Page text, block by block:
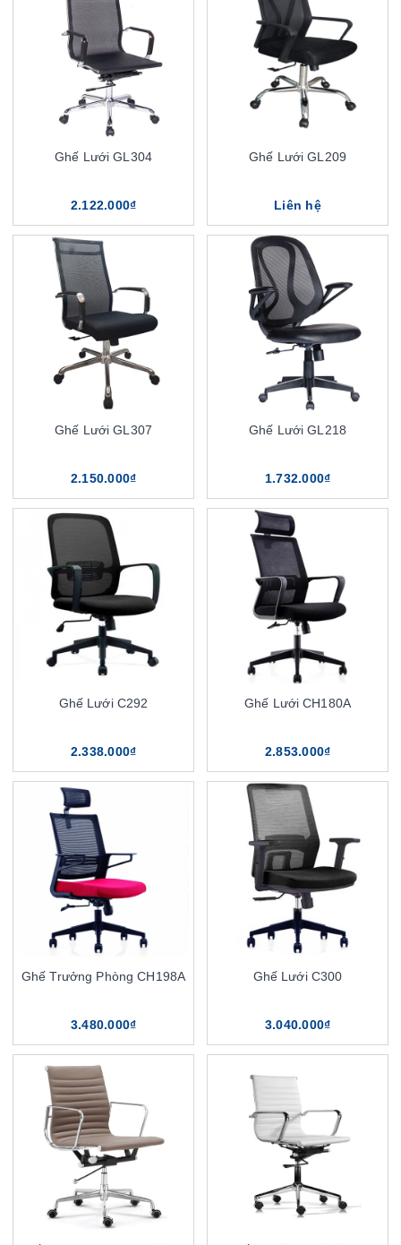
Ghế Lưới GL304
2.122.000₫
Ghế Lưới GL209
Liên hệ
Ghế Lưới GL307
2.150.000₫
Ghế Lưới GL218
1.732.000₫
Ghế Lưới C292
2.338.000₫
Ghế Lưới CH180A
2.853.000₫
Ghế Trưởng Phòng CH198A
3.480.000₫
Ghế Lưới C300
3.040.000₫